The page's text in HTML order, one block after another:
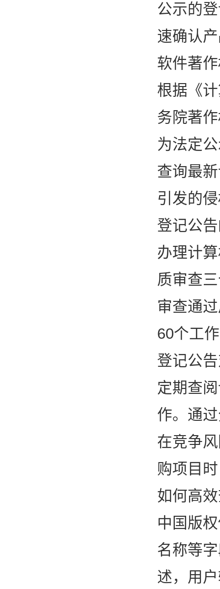
公示的
速确认
软件著
根据《
务院著
为法定
查询最
引发的
登记公
办理计
质审查
审查通
60个工
登记公
定期查
作。通
在竞争
购项目
如何高
中国版
名称等
述，用